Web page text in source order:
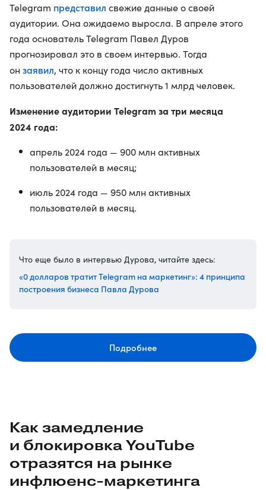
Telegram представил свежие данные о своей
аудитории. Она ожидаемо выросла. В апреле этого
года основатель Telegram Павел Дуров
прогнозировал это в своем интервью. Тогда
он заявил, что к концу года число активных
пользователей должно достигнуть 1 млрд человек.
Изменение аудитории Telegram за три месяца
2024 года:
апрель 2024 года — 900 млн активных
пользователей в месяц;
июль 2024 года — 950 млн активных
пользователей в месяц.
Что еще было в интервью Дурова, читайте здесь:
«0 долларов тратит Telegram на маркетинг»: 4 принципа
построения бизнеса Павла Дурова
Подробнее
Как замедление
и блокировка YouTube
отразятся на рынке
инфлюенс-маркетинга